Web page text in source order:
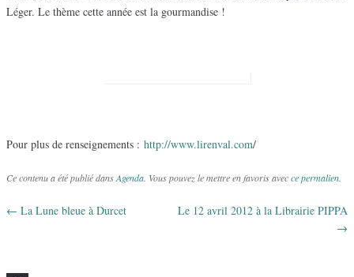
Léger. Le thème cette année est la gourmandise !
Pour plus de renseignements : http://www.lirenval.com/
Ce contenu a été publié dansAgenda. Vous pouvez le mettre en favoris avecce permalien.
Navigation des articles
← La Lune bleue à Durcet
Le 12 avril 2012 à la Librairie PIPPA
→